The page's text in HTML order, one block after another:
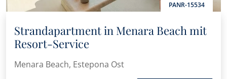
PANR-15534
Strandapartment in Menara Beach mit
Resort-Service
Menara Beach, Estepona Ost